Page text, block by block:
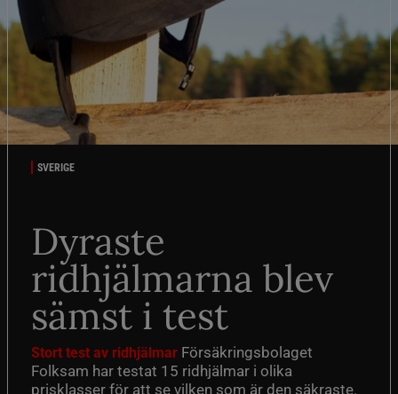
SVERIGE
Dyraste
ridhjälmarna blev
sämst i test
Stort test av ridhjälmar Försäkringsbolaget
Folksam har testat 15 ridhjälmar i olika
prisklasser för att se vilken som är den säkraste.